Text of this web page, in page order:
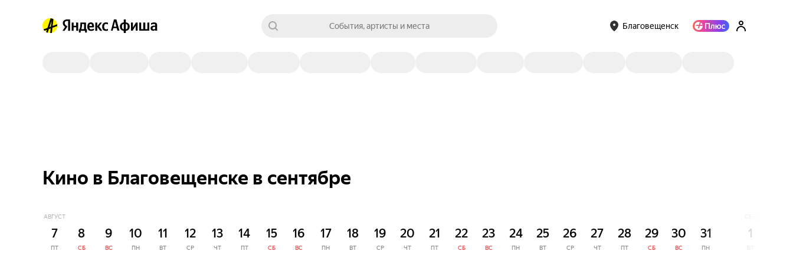
События, артисты и места Благовещенск
Кино в Благовещенске в сентябре
АВГУСТ
7
ПТ
8
СБ
9
ВС
10
ПН
11
ВТ
12
СР
13
ЧТ
14
ПТ
15
СБ
16
ВС
17
ПН
18
ВТ
19
СР
20
ЧТ
21
ПТ
22
СБ
23
ВС
24
ПН
25
ВТ
26
СР
27
ЧТ
28
ПТ
29
СБ
30
ВС
31
ПН
1
ВТ